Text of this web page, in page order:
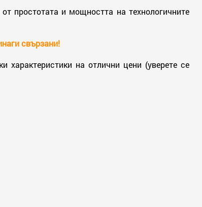
простотата и мощността на технологичните
свързани!
характеристики на отлични цени (уверете се